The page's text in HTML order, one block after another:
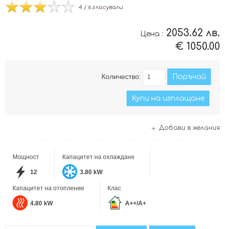
4 / 6 гласували
Цена : 2053.62 лв.
€ 1050.00
Количество:
Купи на изплащане
Добави в желания
Мощност
12
Капацитет на охлаждане
3.80 kW
Капацитет на отопление
4.80 kW
Клас
A++/A+